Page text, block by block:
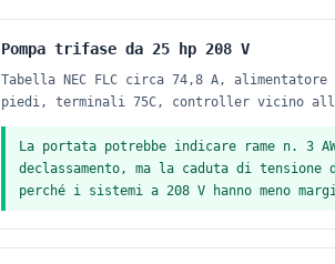
Pompa trifase da 25 hp 208 V
Tabella NEC FLC circa 74,8 A,
piedi, terminali 75C, controller vicino alla
La portata potrebbe indicare rame n. 3
declassamento, ma la caduta di tensione
perché i sistemi a 208 V hanno meno